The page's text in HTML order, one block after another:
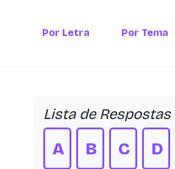
Por Letra Por Tema
Lista de Respostas
A B C D